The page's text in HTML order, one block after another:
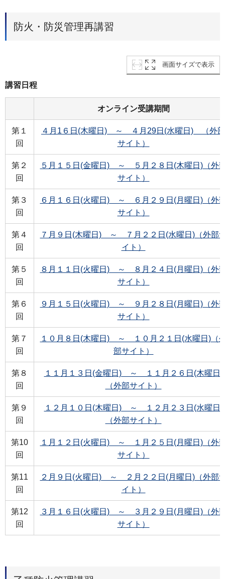
防火・防災管理再講習
画面サイズで表示
講習日程
オンライン受講期間
第１
回
４月1６日(木曜日) ～ ４月29日(水曜日) （外部
サイト）
第２
回
５月１５日(金曜日) ～ ５月２８日(木曜日)（外
サイト）
第３
回
６月１６日(火曜日) ～ ６月２９日(月曜日)（外
サイト）
第４
回
７月９日(木曜日) ～ ７月２２日(水曜日)（外部
イト）
第５
回
８月１１日(火曜日) ～ ８月２４日(月曜日)（外
サイト）
第６
回
９月１５日(火曜日) ～ ９月２８日(月曜日)（外
サイト）
第７
回
１０月８日(木曜日) ～ １０月２１日(水曜日)（
部サイト）
第８
回
１１月１３日(金曜日) ～ １１月２６日(木曜日)
（外部サイト）
第９
回
１２月１０日(木曜日) ～ １２月２３日(水曜日)
（外部サイト）
第10
回
１月１２日(火曜日) ～ １月２５日(月曜日)（外
サイト）
第11
回
２月９日(火曜日) ～ ２月２２日(月曜日)（外部
イト）
第12
回
３月１６日(火曜日) ～ ３月２９日(月曜日)（外
サイト）